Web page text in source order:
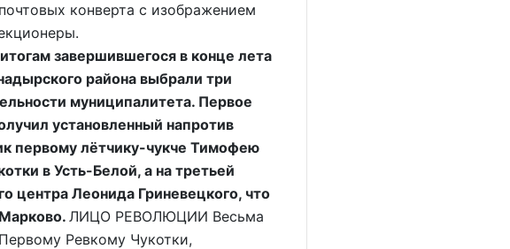
конверта с изображением
завершившегося в конце лета
района выбрали три
муниципалитета. Первое
установленный напротив
первому лётчику-чукче Тимофею
в Усть-Белой, а на третьей
центра Леонида Гриневецкого, что
ЛИЦО РЕВОЛЮЦИИ Весьма
Ревкому Чукотки,